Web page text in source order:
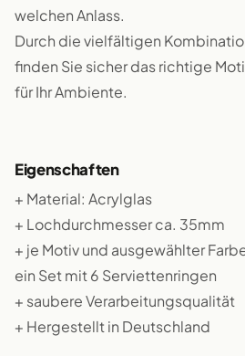
welchen Anlass.
Durch die vielfältigen
finden Sie sicher das richtige
für Ihr Ambiente.
Eigenschaften
+ Material: Acrylglas
+ Lochdurchmesser ca. 35mm
+ je Motiv und ausgewählter
ein Set mit 6 Serviettenringen
+ saubere Verarbeitungsqualität
+ Hergestellt in Deutschland